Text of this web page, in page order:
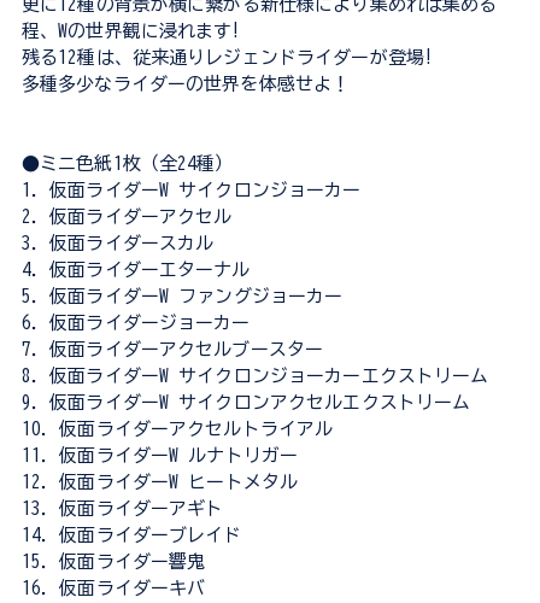
更に12種の背景が横に繋がる新仕様により集めれば集める
程、Wの世界観に浸れます!
残る12種は、従来通りレジェンドライダーが登場!
多種多少なライダーの世界を体感せよ！
●ミニ色紙1枚（全24種）
1．仮面ライダーW サイクロンジョーカー
2．仮面ライダーアクセル
3．仮面ライダースカル
4．仮面ライダーエターナル
5．仮面ライダーW ファングジョーカー
6．仮面ライダージョーカー
7．仮面ライダーアクセルブースター
8．仮面ライダーW サイクロンジョーカーエクストリーム
9．仮面ライダーW サイクロンアクセルエクストリーム
10．仮面ライダーアクセルトライアル
11．仮面ライダーW ルナトリガー
12．仮面ライダーW ヒートメタル
13．仮面ライダーアギト
14．仮面ライダーブレイド
15．仮面ライダー響鬼
16．仮面ライダーキバ